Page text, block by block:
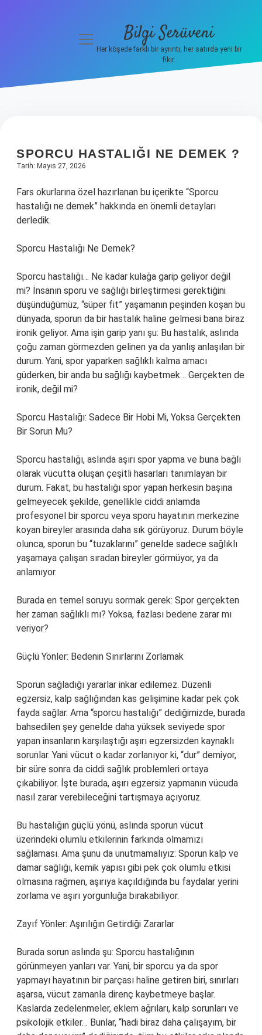
Hakkımızda
menüyü
Bilgi Serüveni
Her köşede farklı bir ayrıntı, her satırda yeni bir
fikir.
SPORCU HASTALIĞI NE DEMEK ?
Tarih: Mayıs 27, 2026
Fars okurlarına özel hazırlanan bu içerikte “Sporcu
hastalığı ne demek” hakkında en önemli detayları
derledik.
Sporcu Hastalığı Ne Demek?
Sporcu hastalığı… Ne kadar kulağa garip geliyor değil
mi? İnsanın sporu ve sağlığı birleştirmesi gerektiğini
düşündüğümüz, “süper fit” yaşamanın peşinden koşan bu
dünyada, sporun da bir hastalık haline gelmesi bana biraz
ironik geliyor. Ama işin garip yanı şu: Bu hastalık, aslında
çoğu zaman görmezden gelinen ya da yanlış anlaşılan bir
durum. Yani, spor yaparken sağlıklı kalma amacı
güderken, bir anda bu sağlığı kaybetmek… Gerçekten de
ironik, değil mi?
Sporcu Hastalığı: Sadece Bir Hobi Mi, Yoksa Gerçekten
Bir Sorun Mu?
Sporcu hastalığı, aslında aşırı spor yapma ve buna bağlı
olarak vücutta oluşan çeşitli hasarları tanımlayan bir
durum. Fakat, bu hastalığı spor yapan herkesin başına
gelmeyecek şekilde, genellikle ciddi anlamda
profesyonel bir sporcu veya sporu hayatının merkezine
koyan bireyler arasında daha sık görüyoruz. Durum böyle
olunca, sporun bu “tuzaklarını” genelde sadece sağlıklı
yaşamaya çalışan sıradan bireyler görmüyor, ya da
anlamıyor.
Burada en temel soruyu sormak gerek: Spor gerçekten
her zaman sağlıklı mı? Yoksa, fazlası bedene zarar mı
veriyor?
Güçlü Yönler: Bedenin Sınırlarını Zorlamak
Sporun sağladığı yararlar inkar edilemez. Düzenli
egzersiz, kalp sağlığından kas gelişimine kadar pek çok
fayda sağlar. Ama “sporcu hastalığı” dediğimizde, burada
bahsedilen şey genelde daha yüksek seviyede spor
yapan insanların karşılaştığı aşırı egzersizden kaynaklı
sorunlar. Yani vücut o kadar zorlanıyor ki, “dur” demiyor,
bir süre sonra da ciddi sağlık problemleri ortaya
çıkabiliyor. İşte burada, aşırı egzersiz yapmanın vücuda
nasıl zarar verebileceğini tartışmaya açıyoruz.
Bu hastalığın güçlü yönü, aslında sporun vücut
üzerindeki olumlu etkilerinin farkında olmamızı
sağlaması. Ama şunu da unutmamalıyız: Sporun kalp ve
damar sağlığı, kemik yapısı gibi pek çok olumlu etkisi
olmasına rağmen, aşırıya kaçıldığında bu faydalar yerini
zorlama ve aşırı yorgunluğa bırakabiliyor.
Zayıf Yönler: Aşırılığın Getirdiği Zararlar
Burada sorun aslında şu: Sporcu hastalığının
görünmeyen yanları var. Yani, bir sporcu ya da spor
yapmayı hayatının bir parçası haline getiren biri, sınırları
aşarsa, vücut zamanla direnç kaybetmeye başlar.
Kaslarda zedelenmeler, eklem ağrıları, kalp sorunları ve
psikolojik etkiler… Bunlar, “hadi biraz daha çalışayım, bir